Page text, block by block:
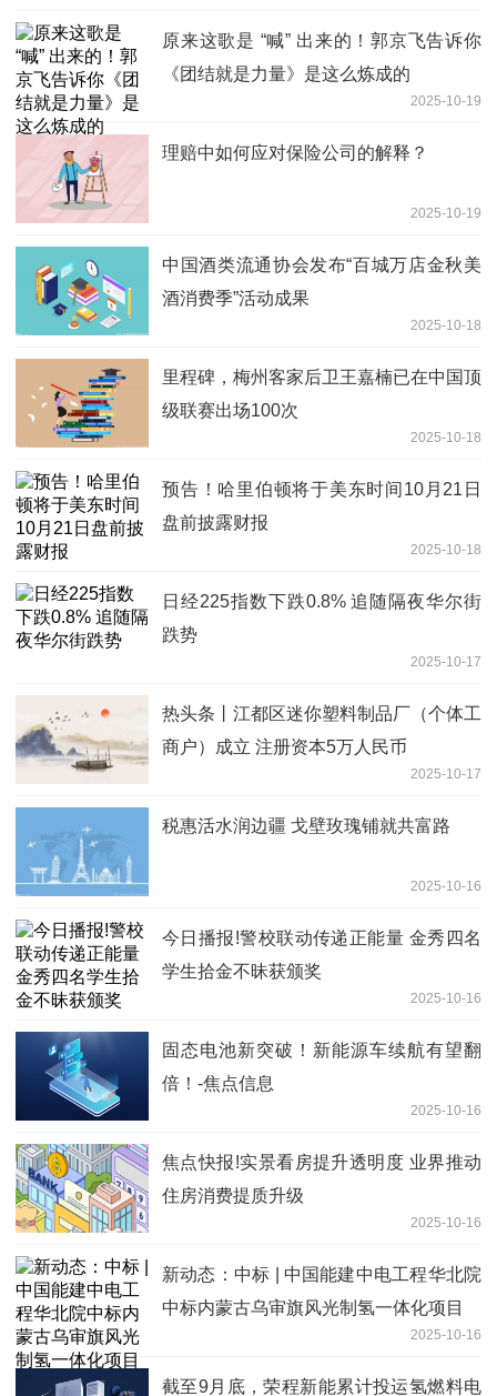
原来这歌是 “喊” 出来的！郭京飞告诉你
《团结就是力量》是这么炼成的
2025-10-19
理赔中如何应对保险公司的解释？
2025-10-19
中国酒类流通协会发布“百城万店金秋美
酒消费季”活动成果
2025-10-18
里程碑，梅州客家后卫王嘉楠已在中国顶
级联赛出场100次
2025-10-18
预告！哈里伯顿将于美东时间10月21日
盘前披露财报
2025-10-18
日经225指数下跌0.8% 追随隔夜华尔街
跌势
2025-10-17
热头条丨江都区迷你塑料制品厂（个体工
商户）成立 注册资本5万人民币
2025-10-17
税惠活水润边疆 戈壁玫瑰铺就共富路
2025-10-16
今日播报!警校联动传递正能量 金秀四名
学生拾金不昧获颁奖
2025-10-16
固态电池新突破！新能源车续航有望翻
倍！-焦点信息
2025-10-16
焦点快报!实景看房提升透明度 业界推动
住房消费提质升级
2025-10-16
新动态：中标 | 中国能建中电工程华北院
中标内蒙古乌审旗风光制氢一体化项目
2025-10-16
截至9月底，荣程新能累计投运氢燃料电